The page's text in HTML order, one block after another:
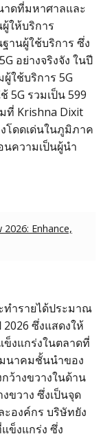
าดที่มหาศาลและ
ให้บริการ
นผู้ใช้บริการ ซึ่ง
อย่างจริงจัง ในปี
ผู้ใช้บริการ 5G
5G รวมเป็น 599
ที่ Krishna Dixit
โดดเด่นในภูมิภาค
นความเป็นผู้นำ
Enhance,
ทำรายได้ประมาณ
ซึ่งแสดงให้
ข็งแกร่งในตลาดที่
นาคมชั้นนำของ
ว้างขวางในด้าน
ขวาง ซึ่งเป็นจุด
องค์กร บริษัทยัง
ข็งแกร่ง ซึ่ง